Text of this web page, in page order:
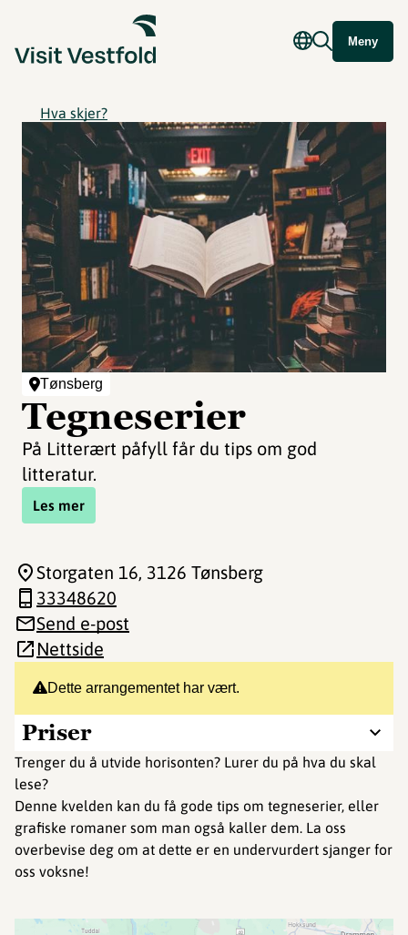
Meny
Hva skjer?
Tønsberg
Tegneserier
På Litterært påfyll får du tips om god
litteratur.
Les mer
Dette arrangementet har vært.
Priser
Trenger du å utvide horisonten? Lurer du på hva du skal
lese?
Denne kvelden kan du få gode tips om tegneserier, eller
grafiske romaner som man også kaller dem. La oss
overbevise deg om at dette er en undervurdert sjanger for
oss voksne!
Storgaten 16, 3126 Tønsberg
33348620
Send e-post
Nettside